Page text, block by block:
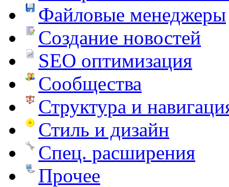
Файловые менеджеры
Создание новостей
SEO оптимизация
Сообщества
Структура и
Стиль и дизайн
Спец. расширения
Прочее